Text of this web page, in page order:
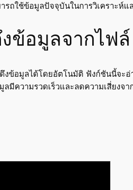
ถใช้ข้อมูลปัจจุบันในการวิเคราะห์แ
ข้อมูลจากไฟล์
งข้อมูลได้โดยอัตโนมัติ ฟังก์ชันนี้จะ
ความรวดเร็วและลดความเสี่ยงจ